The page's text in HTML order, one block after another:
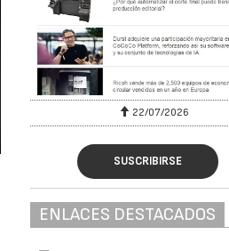
22/07/2026
SUSCRIBIRSE
ENLACES DESTACADOS